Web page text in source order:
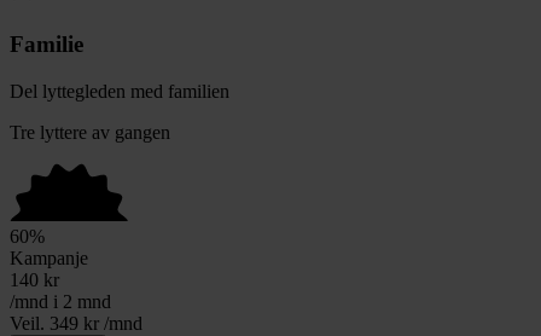
Familie
Del lyttegleden med familien
Tre lyttere av gangen
60%
Kampanje
140 kr
/mnd i 2 mnd
Veil. 349 kr /mnd